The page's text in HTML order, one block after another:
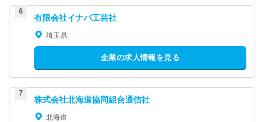
有限会社イナバ工芸社
埼玉県
企業の求人情報を見る
株式会社北海道協同組合通信社
北海道